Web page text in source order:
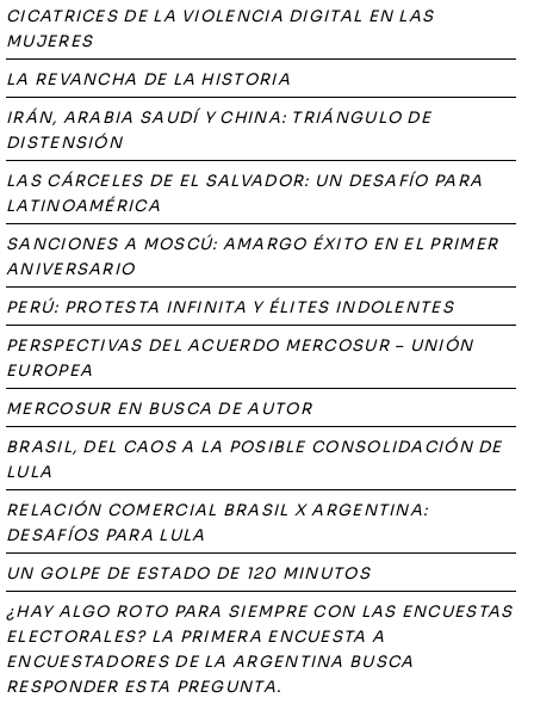
CICATRICES DE LA VIOLENCIA DIGITAL EN LAS
MUJERES
LA REVANCHA DE LA HISTORIA
IRÁN, ARABIA SAUDÍ Y CHINA: TRIÁNGULO DE
DISTENSIÓN
LAS CÁRCELES DE EL SALVADOR: UN DESAFÍO PARA
LATINOAMÉRICA
SANCIONES A MOSCÚ: AMARGO ÉXITO EN EL PRIMER
ANIVERSARIO
PERÚ: PROTESTA INFINITA Y ÉLITES INDOLENTES
PERSPECTIVAS DEL ACUERDO MERCOSUR – UNIÓN
EUROPEA
MERCOSUR EN BUSCA DE AUTOR
BRASIL, DEL CAOS A LA POSIBLE CONSOLIDACIÓN DE
LULA
RELACIÓN COMERCIAL BRASIL X ARGENTINA:
DESAFÍOS PARA LULA
UN GOLPE DE ESTADO DE 120 MINUTOS
¿HAY ALGO ROTO PARA SIEMPRE CON LAS ENCUESTAS
ELECTORALES? LA PRIMERA ENCUESTA A
ENCUESTADORES DE LA ARGENTINA BUSCA
RESPONDER ESTA PREGUNTA.